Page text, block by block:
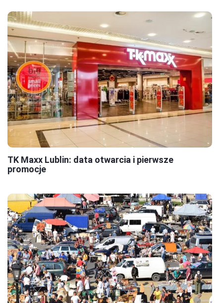
TK Maxx Lublin: data otwarcia i pierwsze
promocje